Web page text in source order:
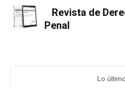
Revista de
Penal
Lo